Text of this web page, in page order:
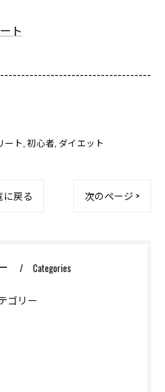
ト
ート 初心者 ダイエット
に戻る 次のページ >
Categories
ゴリー